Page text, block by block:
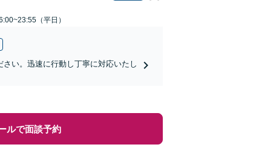
（平日）
い。迅速に行動し丁寧に対応いたし
ルで面談予約